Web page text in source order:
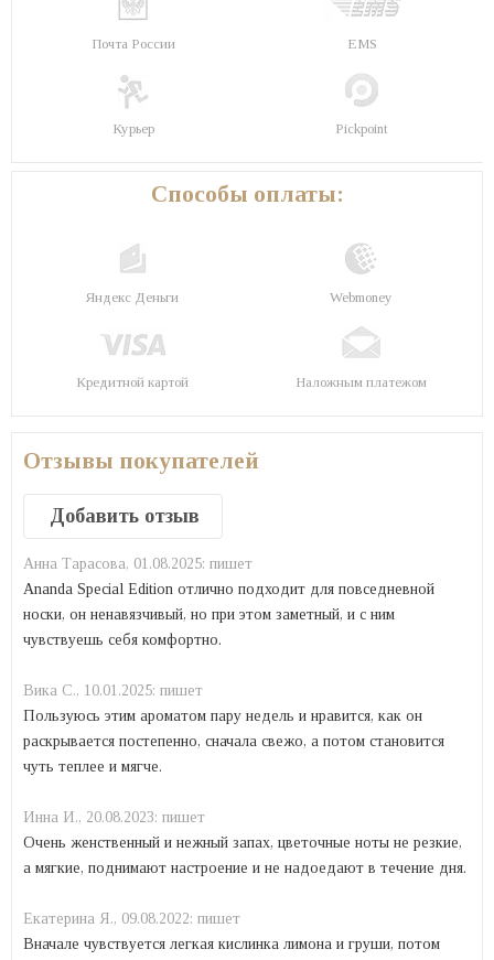
Почта России EMS
Курьер Pickpoint
Способы оплаты:
Яндекс Деньги Webmoney
Кредитной картой Наложным платежом
Отзывы покупателей
Добавить отзыв
Анна Тарасова, 01.08.2025: пишет
Ananda Special Edition отлично подходит для повседневной
носки, он ненавязчивый, но при этом заметный, и с ним
чувствуешь себя комфортно.
Вика С., 10.01.2025: пишет
Пользуюсь этим ароматом пару недель и нравится, как он
раскрывается постепенно, сначала свежо, а потом становится
чуть теплее и мягче.
Инна И., 20.08.2023: пишет
Очень женственный и нежный запах, цветочные ноты не резкие,
а мягкие, поднимают настроение и не надоедают в течение дня.
Екатерина Я., 09.08.2022: пишет
Вначале чувствуется легкая кислинка лимона и груши, потом